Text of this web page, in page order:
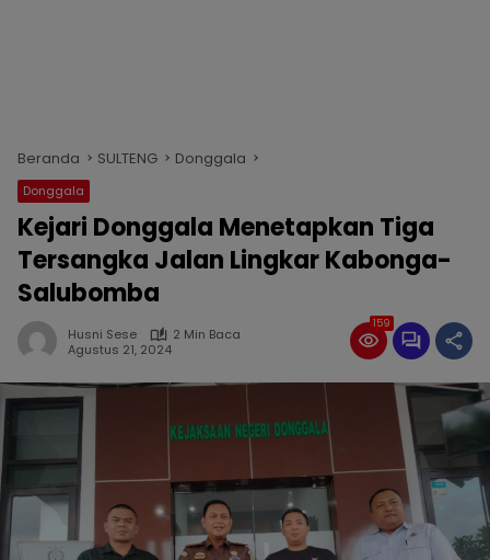
Beranda SULTENG Donggala
Donggala
Kejari Donggala Menetapkan Tiga
Tersangka Jalan Lingkar Kabonga-
Salubomba
Husni Sese
2 Min Baca
Agustus 21, 2024
159